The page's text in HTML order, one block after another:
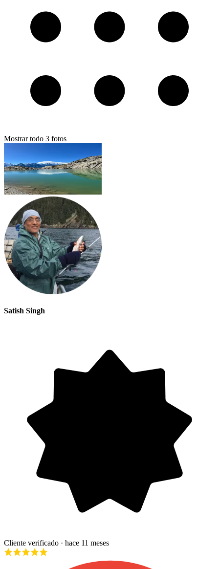
Mostrar todo 3 fotos
Satish Singh
Cliente verificado · hace 11 meses